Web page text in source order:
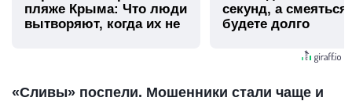
пляже Крыма: Что люди
вытворяют, когда их не
секунд, а
будете долго
«Сливы» поспели. Мошенники стали чаще и